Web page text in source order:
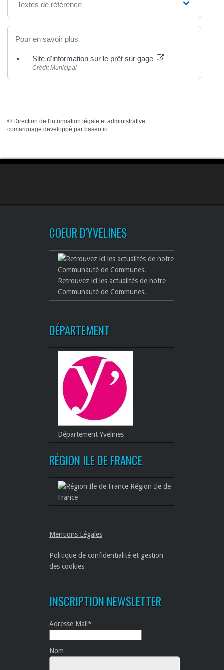
Textes de référence
Pour en savoir plus
Site d'information sur le prêt sur gage
Crédit Municipal
© Direction de l'information légale et administrative
comarquage developpé par baseo.io
COEUR D'YVELINES
Retrouvez ici les actualités de notre
Communauté de Communes.
DÉPARTEMENT
Département Yvelines
RÉGION ILE DE FRANCE
Région Ile de
France
Mentions Légales
Politique de confidentialité et gestion
des cookies
INSCRIPTION NEWSLETTER
Adresse Mail*
Nom